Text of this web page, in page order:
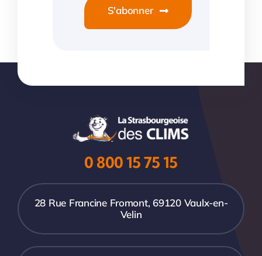
S'abonner
0 800 15 75 15
28 Rue Francine Fromont, 69120 Vaulx-en-
Velin